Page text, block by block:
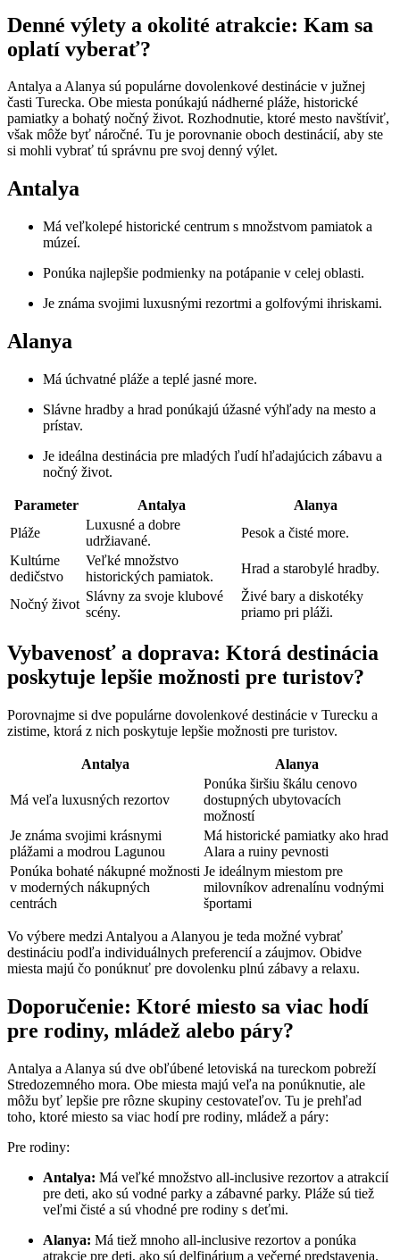
Denné výlety a okolité atrakcie: Kam sa
oplatí vyberať?
Antalya a Alanya sú populárne dovolenkové destinácie v južnej
časti Turecka. Obe miesta ponúkajú nádherné pláže, historické
pamiatky a bohatý nočný život. Rozhodnutie, ktoré mesto navštíviť,
však môže byť náročné. Tu je porovnanie oboch destinácií, aby ste
si mohli vybrať tú správnu pre svoj denný výlet.
Antalya
Má veľkolepé historické centrum s množstvom pamiatok a
múzeí.
Ponúka najlepšie podmienky na potápanie v celej oblasti.
Je známa svojimi luxusnými rezortmi a golfovými ihriskami.
Alanya
Má úchvatné pláže a teplé jasné more.
Slávne hradby a hrad ponúkajú úžasné výhľady na mesto a
prístav.
Je ideálna destinácia pre mladých ľudí hľadajúcich zábavu a
nočný život.
Parameter Antalya
Alanya
Pláže
Luxusné a dobre
udržiavané.
Pesok a čisté more.
Kultúrne
dedičstvo
Veľké množstvo
historických pamiatok.
Hrad a starobylé hradby.
Nočný život
Slávny za svoje klubové
scény.
Živé bary a diskotéky
priamo pri pláži.
Vybavenosť a doprava: Ktorá destinácia
poskytuje lepšie možnosti pre turistov?
Porovnajme si dve populárne dovolenkové destinácie v Turecku a
zistime, ktorá z nich poskytuje lepšie možnosti pre turistov.
Antalya Alanya
Má veľa luxusných rezortov
Ponúka širšiu škálu cenovo
dostupných ubytovacích
možností
Je známa svojimi krásnymi
plážami a modrou Lagunou
Má historické pamiatky ako hrad
Alara a ruiny pevnosti
Ponúka bohaté nákupné možnosti
v moderných nákupných
centrách
Je ideálnym miestom pre
milovníkov adrenalínu vodnými
športami
Vo výbere medzi Antalyou a Alanyou je teda možné vybrať
destináciu podľa individuálnych preferencií a záujmov. Obidve
miesta majú čo ponúknuť pre dovolenku plnú zábavy a relaxu.
Doporučenie: Ktoré miesto sa viac hodí
pre rodiny, mládež alebo páry?
Antalya a Alanya sú dve obľúbené letoviská na tureckom pobreží
Stredozemného mora. Obe miesta majú veľa na ponúknutie, ale
môžu byť lepšie pre rôzne skupiny cestovateľov. Tu je prehľad
toho, ktoré miesto sa viac hodí pre rodiny, mládež a páry:
Pre rodiny:
Antalya: Má veľké množstvo all-inclusive rezortov a atrakcií
pre deti, ako sú vodné parky a zábavné parky. Pláže sú tiež
veľmi čisté a sú vhodné pre rodiny s deťmi.
Alanya: Má tiež mnoho all-inclusive rezortov a ponúka
atrakcie pre deti, ako sú delfinárium a večerné predstavenia.